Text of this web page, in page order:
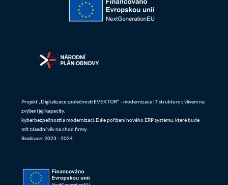
Projekt „Digitalizace společnosti EVEKTOR“ - modernizace IT struktury s vlivem na
zvýšení její kapacity,
kyberbezpečnosti a modernizaci. Dále pořízení nového ERP systému, které bude
mít zásadní vliv na chod firmy.
Realizace: 2023 - 2024